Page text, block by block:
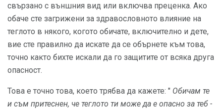
свързано с външния вид или включва преценка. Ако
обаче сте загрижени за здравословното влияние на
теглото в някого, когото обичате, включително и дете,
вие сте правилно да искате да се обърнете към това,
точно както бихте искали да го защитите от всяка друга
опасност.
Това е точно това, което трябва да кажете: " Обичам те
и съм притеснен, че теглото ти може да е опасно за теб -